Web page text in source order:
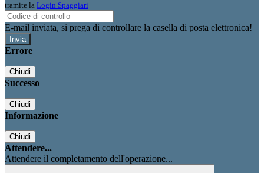
tramite la Login Spaggiari
E-mail inviata, si prega di controllare la casella di posta elettronica!
Errore
Chiudi
Successo
Chiudi
Informazione
Chiudi
Attendere...
Attendere il completamento dell'operazione...